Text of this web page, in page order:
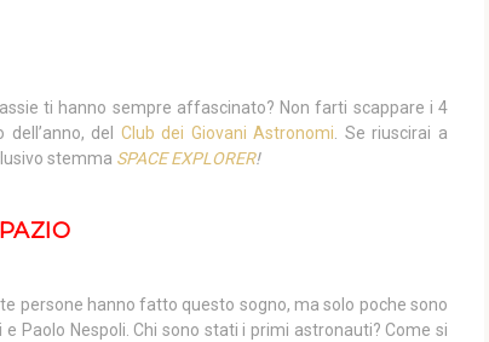
ti hanno sempre affascinato? Non farti scappare i 4
del Club dei Giovani Astronomi . Se riuscirai a
stemma SPACE EXPLORER!
persone hanno fatto questo sogno, ma solo poche sono
Paolo Nespoli. Chi sono stati i primi astronauti? Come si